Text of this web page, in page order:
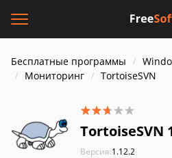
Бесплатные программы
Мониторинг
TortoiseSVN
TortoiseSVN
Версия:1.12.2